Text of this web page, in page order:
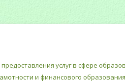
услуг в сфере
и финансового